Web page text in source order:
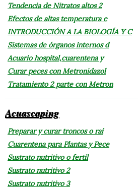
Tendencia de Nitratos altos 2
Efectos de altas temperatura e
INTRODUCCIÓN A LA BIOLOGÍA Y C
Sistemas de órganos internos d
Acuario hospital,cuarentena y
Curar peces con Metronidazol
Tratamiento 2 parte con Metron
Acuascaping
Preparar y curar troncos o raí
Cuarentena para Plantas y Pece
Sustrato nutritivo o fertil
Sustrato nutritivo 2
Sustrato nutritivo 3